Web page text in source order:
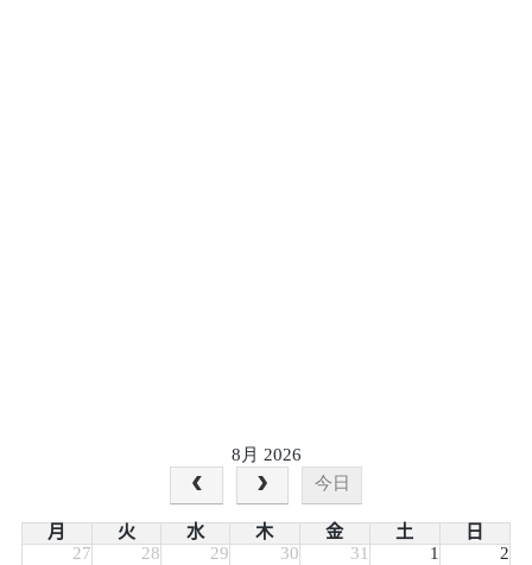
8月 2026
今日
月 火 水 木 金 土
日
27
28 29 30 31 1 2